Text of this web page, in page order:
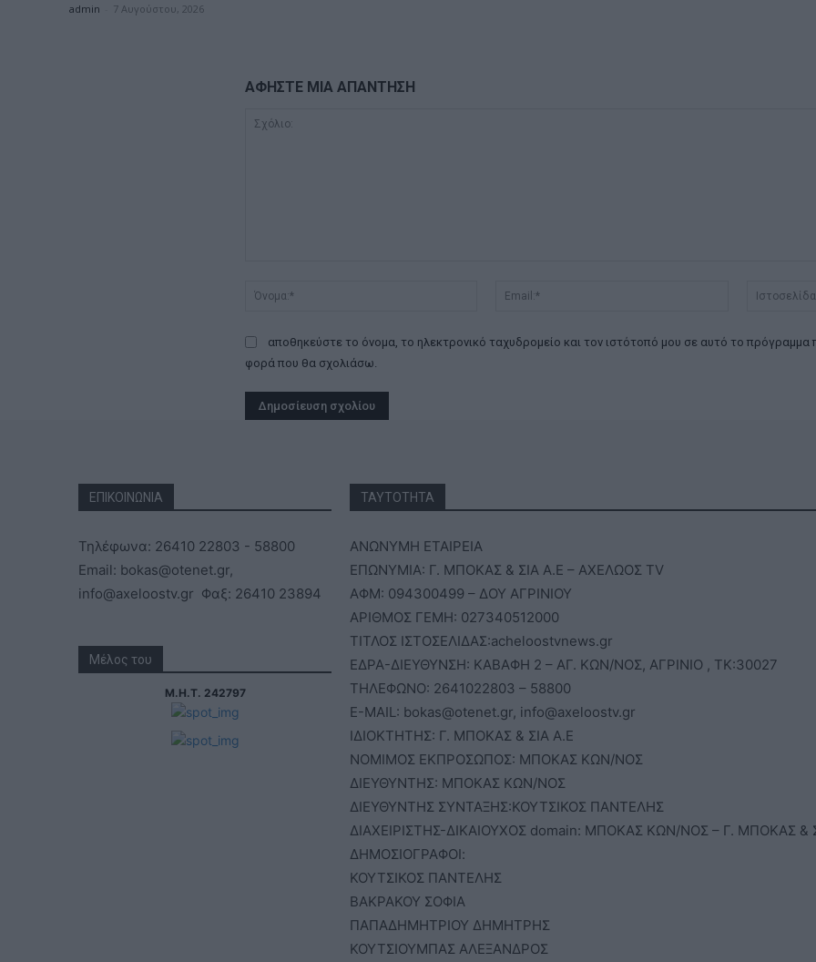
admin 7 Αυγούστου, 2026
ΑΦΗΣΤΕ ΜΙΑ ΑΠΑΝΤΗΣΗ
Όνομα:*
Email:*
αποθηκεύστε το όνομα, το ηλεκτρονικό ταχυδρομείο και τον ιστότοπό μου σε αυτό το πρόγραμμα
φορά που θα σχολιάσω.
ΕΠΙΚΟΙΝΩΝΙΑ
Τηλέφωνα: 26410 22803 - 58800
Email: bokas@otenet.gr,
info@axeloostv.gr Φαξ: 26410 23894
Μέλος του
Μ.Η.Τ. 242797
ΤΑΥΤΟΤΗΤΑ
ΑΝΩΝΥΜΗ ΕΤΑΙΡΕΙΑ
ΕΠΩΝΥΜΙΑ: Γ. ΜΠΟΚΑΣ & ΣΙΑ Α.Ε – ΑΧΕΛΩΟΣ TV
ΑΦΜ: 094300499 – ΔΟΥ ΑΓΡΙΝΙΟΥ
ΑΡΙΘΜΟΣ ΓΕΜΗ: 027340512000
ΤΙΤΛΟΣ ΙΣΤΟΣΕΛΙΔΑΣ:acheloostvnews.gr
ΕΔΡΑ-ΔΙΕΥΘΥΝΣΗ: ΚΑΒΑΦΗ 2 – ΑΓ. ΚΩΝ/ΝΟΣ, ΑΓΡΙΝΙΟ , ΤΚ:30027
ΤΗΛΕΦΩΝΟ: 2641022803 – 58800
E-MAIL: bokas@otenet.gr, info@axeloostv.gr
ΙΔΙΟΚΤΗΤΗΣ: Γ. ΜΠΟΚΑΣ & ΣΙΑ Α.Ε
ΝΟΜΙΜΟΣ ΕΚΠΡΟΣΩΠΟΣ: ΜΠΟΚΑΣ ΚΩΝ/ΝΟΣ
ΔΙΕΥΘΥΝΤΗΣ: ΜΠΟΚΑΣ ΚΩΝ/ΝΟΣ
ΔΙΕΥΘΥΝΤΗΣ ΣΥΝΤΑΞΗΣ:ΚΟΥΤΣΙΚΟΣ ΠΑΝΤΕΛΗΣ
ΔΙΑΧΕΙΡΙΣΤΗΣ-ΔΙΚΑΙΟΥΧΟΣ domain: ΜΠΟΚΑΣ ΚΩΝ/ΝΟΣ – Γ. ΜΠΟΚΑΣ &
ΔΗΜΟΣΙΟΓΡΑΦΟΙ:
ΚΟΥΤΣΙΚΟΣ ΠΑΝΤΕΛΗΣ
ΒΑΚΡΑΚΟΥ ΣΟΦΙΑ
ΠΑΠΑΔΗΜΗΤΡΙΟΥ ΔΗΜΗΤΡΗΣ
ΚΟΥΤΣΙΟΥΜΠΑΣ ΑΛΕΞΑΝΔΡΟΣ